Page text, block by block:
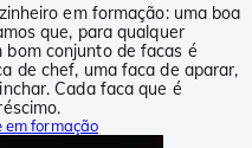
em formação: uma boa
que, para qualquer
bom conjunto de facas é
de chef, uma faca de aparar,
Cada faca que é
em formação